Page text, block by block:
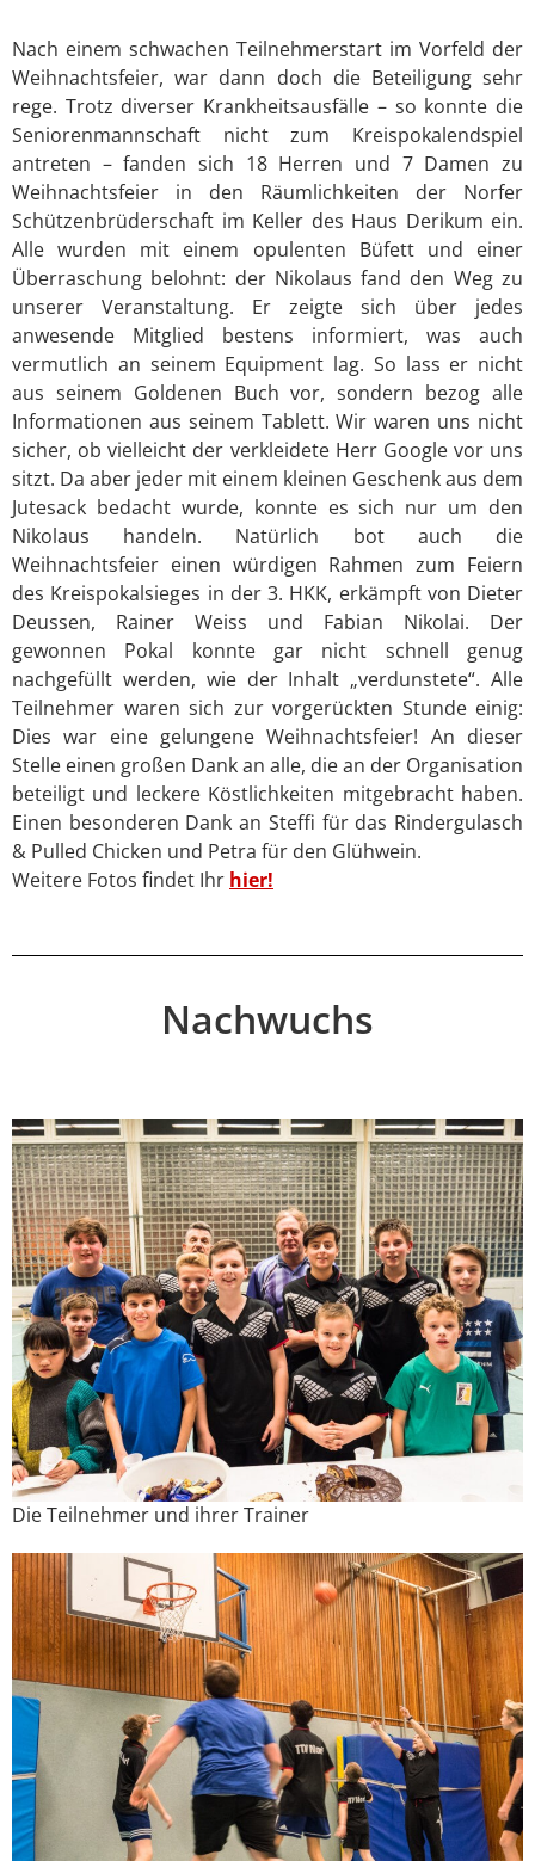
Nach einem schwachen Teilnehmerstart im Vorfeld der
Weihnachtsfeier, war dann doch die Beteiligung sehr
rege. Trotz diverser Krankheitsausfälle – so konnte die
Seniorenmannschaft nicht zum Kreispokalendspiel
antreten – fanden sich 18 Herren und 7 Damen zu
Weihnachtsfeier in den Räumlichkeiten der Norfer
Schützenbrüderschaft im Keller des Haus Derikum ein.
Alle wurden mit einem opulenten Büfett und einer
Überraschung belohnt: der Nikolaus fand den Weg zu
unserer Veranstaltung. Er zeigte sich über jedes
anwesende Mitglied bestens informiert, was auch
vermutlich an seinem Equipment lag. So lass er nicht
aus seinem Goldenen Buch vor, sondern bezog alle
Informationen aus seinem Tablett. Wir waren uns nicht
sicher, ob vielleicht der verkleidete Herr Google vor uns
sitzt. Da aber jeder mit einem kleinen Geschenk aus dem
Jutesack bedacht wurde, konnte es sich nur um den
Nikolaus handeln. Natürlich bot auch die
Weihnachtsfeier einen würdigen Rahmen zum Feiern
des Kreispokalsieges in der 3. HKK, erkämpft von Dieter
Deussen, Rainer Weiss und Fabian Nikolai. Der
gewonnen Pokal konnte gar nicht schnell genug
nachgefüllt werden, wie der Inhalt „verdunstete“. Alle
Teilnehmer waren sich zur vorgerückten Stunde einig:
Dies war eine gelungene Weihnachtsfeier! An dieser
Stelle einen großen Dank an alle, die an der Organisation
beteiligt und leckere Köstlichkeiten mitgebracht haben.
Einen besonderen Dank an Steffi für das Rindergulasch
& Pulled Chicken und Petra für den Glühwein.
Weitere Fotos findet Ihr hier!
Nachwuchs
Die Teilnehmer und ihrer Trainer